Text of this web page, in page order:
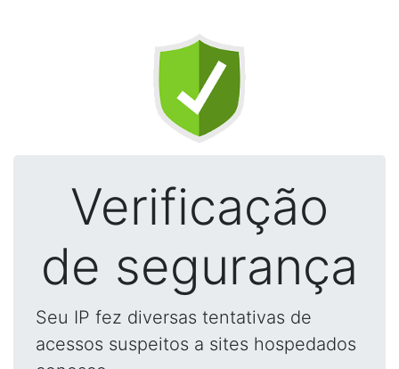
Verificação
de segurança
Seu IP fez diversas tentativas de
acessos suspeitos a sites hospedados